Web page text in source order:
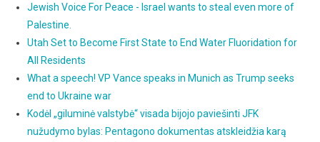
Jewish Voice For Peace - Israel wants to steal even more of
Palestine.
Utah Set to Become First State to End Water Fluoridation for
All Residents
What a speech! VP Vance speaks in Munich as Trump seeks
end to Ukraine war
Kodėl „giluminė valstybė“ visada bijojo paviešinti JFK
nužudymo bylas: Pentagono dokumentas atskleidžia karą